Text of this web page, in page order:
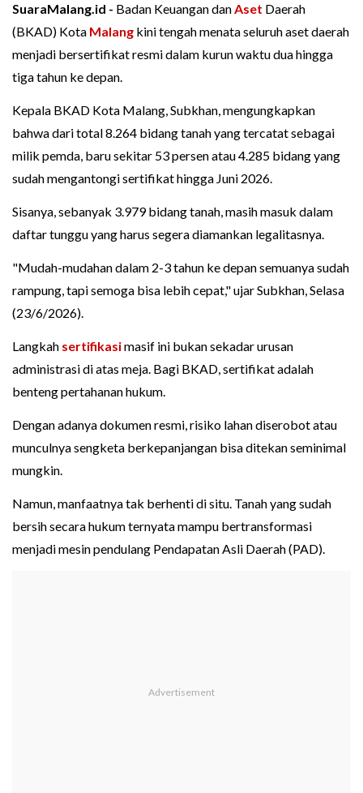
SuaraMalang.id - Badan Keuangan danAset Daerah
(BKAD) Kota Malang kini tengah menata seluruh aset daerah
menjadi bersertifikat resmi dalam kurun waktu dua hingga
tiga tahun ke depan.
Kepala BKAD Kota Malang, Subkhan, mengungkapkan
bahwa dari total 8.264 bidang tanah yang tercatat sebagai
milik pemda, baru sekitar 53 persen atau 4.285 bidang yang
sudah mengantongi sertifikat hingga Juni 2026.
Sisanya, sebanyak 3.979 bidang tanah, masih masuk dalam
daftar tunggu yang harus segera diamankan legalitasnya.
"Mudah-mudahan dalam 2-3 tahun ke depan semuanya sudah
rampung, tapi semoga bisa lebih cepat," ujar Subkhan, Selasa
(23/6/2026).
Langkah sertifikasimasif ini bukan sekadar urusan
administrasi di atas meja. Bagi BKAD, sertifikat adalah
benteng pertahanan hukum.
Dengan adanya dokumen resmi, risiko lahan diserobot atau
munculnya sengketa berkepanjangan bisa ditekan seminimal
mungkin.
Namun, manfaatnya tak berhenti di situ. Tanah yang sudah
bersih secara hukum ternyata mampu bertransformasi
menjadi mesin pendulang Pendapatan Asli Daerah (PAD).